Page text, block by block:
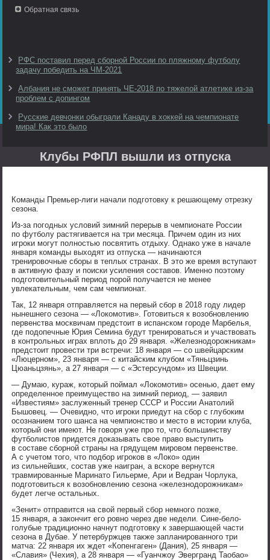
Обратная связь
РФС поставил перед сборной России по пляжному футболу
задачу победить на ЧМ-2021
Албания не сможет принять ЧЕ-2018 по тяжелой атлетике из-за
проблем с допингом
Русские девчонки обыграли Канаду в хоккей на чемпионате
мира! Как это было
Клубы РФПЛ вышли из отпуска
Команды Премьер-лиги начали подготовку к решающему отрезку
сезона.
Из-за погодных условий зимний перерыв в чемпионате России
по футболу растягивается на три месяца. Причем один из них
игроки могут полностью посвятить отдыху. Однако уже в начале
января команды выходят из отпуска — начинаются
тренировочные сборы в теплых странах. В это же время вступают
в активную фазу и поиски усиления составов. Именно поэтому
подготовительный период порой получается не менее
увлекательным, чем сам чемпионат.
Так, 12 января отправляется на первый сбор в 2018 году лидер
нынешнего сезона — «Локомотив». Готовиться к возобновлению
первенства москвичам предстоит в испанском городе Марбелья,
где подопечные Юрия Семина будут тренироваться и участвовать
в контрольных играх вплоть до 29 января. «Железнодорожникам»
предстоит провести три встречи: 18 января — со швейцарским
«Люцерном», 23 января — с китайским клубом «Тяньцзинь
Цюаньцзянь», а 27 января — с «Эстерсундом» из Швеции.
— Думаю, кураж, который поймал «Локомотив» осенью, дает ему
определенное преимущество на зимний период, — заявил
«Известиям» заслуженный тренер СССР и России Анатолий
Бышовец. — Очевидно, что игроки приедут на сбор с глубоким
осознанием того шанса на чемпионство и место в истории клуба,
который они имеют. Не говоря уже про то, что большинству
футболистов придется доказывать свое право выступить
в составе сборной страны на грядущем мировом первенстве.
А с учетом того, что подбор игроков в «Локо» один
из сильнейших, состав уже наигран, а вскоре вернутся
травмированные Маринато Гильерме, Ари и Ведран Чорлука,
подготовиться к возобновлению сезона «железнодорожникам»
будет легче остальных.
«Зенит» отправится на свой первый сбор немного позже,
15 января, а закончит его ровно через две недели. Сине-бело-
голубые традиционно начнут подготовку к завершающей части
сезона в Дубае. У петербуржцев также запланированного три
матча: 22 января их ждет «Копенгаген» (Дания), 25 января —
«Славия» (Чехия), а 28 января — «Гуанчжоу Эвергранд Таобао»